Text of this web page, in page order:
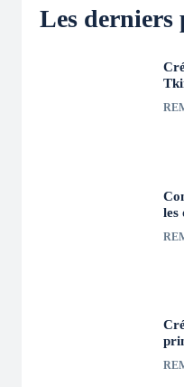
Les derniers
les